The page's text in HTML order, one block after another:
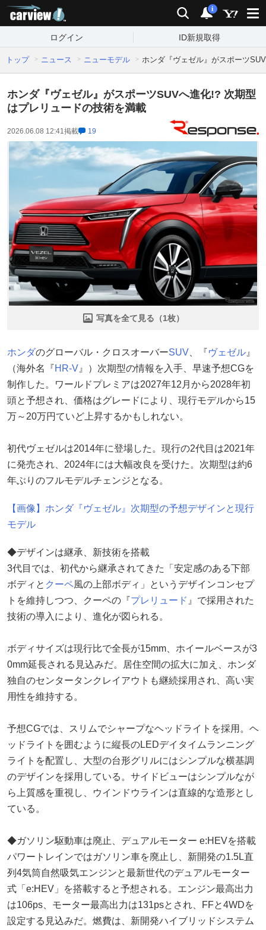
検索 通知
i
ログイン ID新規取得
トップ ニュース ニューモデル ホンダ『ヴェゼル』がスポーツ
ホンダ『ヴェゼル』がスポーツSUVへ進化!? 次期型
はプレリュードの技術を満載
2026.06.08 12:41 掲載 19
写真を全て見る（1枚）
ホンダのグローバル・クロスオーバーSUV 、『ヴェゼル 』
（海外名『HR-V 』）次期型の情報を入手、早速予想CGを
制作した。ワールドプレミアは2027年12月から2028年初
頭と予想され、価格はグレードにより、現行モデルから15
万～20万円ていど上昇するかもしれない。
初代ヴェゼルは2014年に登場した。現行の2代目は2021年
に発売され、2024年には大幅改良を受けた。次期型は約6
年ぶりのフルモデルチェンジとなる。
【画像】ホンダ『ヴェゼル』次期型の予想デザインと現行
モデル
◆デザインは継承、新技術を搭載
3代目では、初代から継承されてきた「安定感のある下部
ボディと クーペ風の上部ボディ」というデザインコンセプ
トを維持しつつ、クーペの『プレリュード 』で採用された
技術の導入により、進化が図られる。
ボディサイズは現行比で全長が15mm、ホイールベースが3
0mm延長される見込みだ。居住空間の拡大に加え、ホンダ
独自のセンタータンクレイアウトも継続採用され、高い実
用性を維持する。
予想CGでは、スリムでシャープなヘッドライトを採用。ヘ
ッドライトを囲むように縦長のLEDデイタイムランニング
ライトを配置し、大型の台形グリルにはシンプルな横基調
のデザインを採用している。サイドビューはシンプルなが
ら上質感を重視し、ウインドウラインは直線的な造形とし
ている。
◆ガソリン駆動車は廃止、デュアルモーター e:HEVを搭載
パワートレインではガソリン車を廃止し、新開発の1.5L直
列4気筒自然吸気エンジンと最新世代のデュアルモーター
式「e:HEV」を搭載すると予想される。エンジン最高出力
は106ps、モーター最高出力は131psとされ、FFと4WDを
設定する見込みだ。燃費は、新開発ハイブリッドシステム